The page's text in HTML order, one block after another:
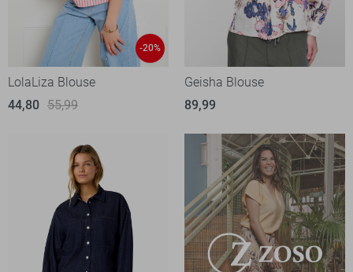
-20%
LolaLiza Blouse
44,80 55,99
Geisha Blouse
89,99